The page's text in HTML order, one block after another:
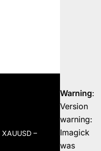
–
Warning:
Version
warning:
Imagick
was